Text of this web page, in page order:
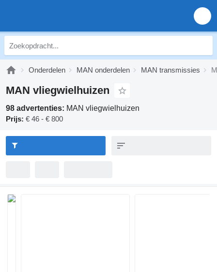
Onderdelen MAN onderdelen MAN transmissies
MAN vliegwielhuizen
98 advertenties: MAN vliegwielhuizen
Prijs: € 46 - € 800